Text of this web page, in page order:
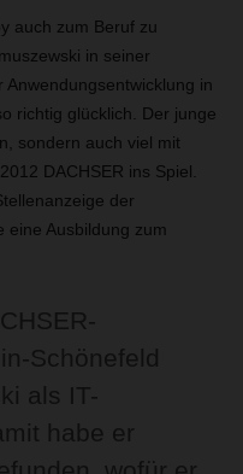
auch zum Beruf zu
in seiner
in
richtig glücklich. Der junge
sondern auch viel mit
DACHSER ins Spiel.
der
eine Ausbildung zum
Schönefeld
als IT-
habe er